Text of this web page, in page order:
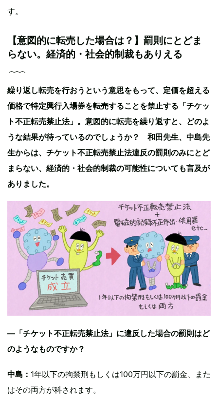
す。
【意図的に転売した場合は？】罰則にとどま
らない。経済的・社会的制裁もありえる
繰り返し転売を行おうという意思をもって、定価を超える
価格で特定興行入場券を転売することを禁止する「チケッ
ト不正転売禁止法」。意図的に転売を繰り返すと、どのよ
うな結果が待っているのでしょうか？ 和田先生、中島先
生からは、チケット不正転売禁止法違反の罰則のみにとど
まらない、経済的・社会的制裁の可能性についても言及が
ありました。
—「チケット不正転売禁止法」に違反した場合の罰則はど
のようなものですか？
中島： 1年以下の拘禁刑もしくは100万円以下の罰金、また
はその両方が科されます。